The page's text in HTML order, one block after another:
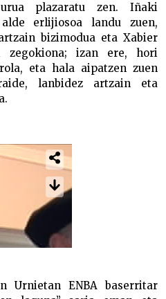
plazaratu zen. Iñaki
erlijiosoa landu zuen,
bizimodua eta Xabier
zegokiona; izan ere, hori
eta hala aipatzen zuen
lanbidez artzain eta
Urnietan ENBA baserritar